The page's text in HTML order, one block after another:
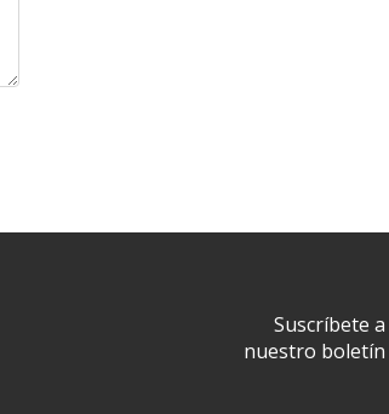
Suscríbete a
nuestro boletín